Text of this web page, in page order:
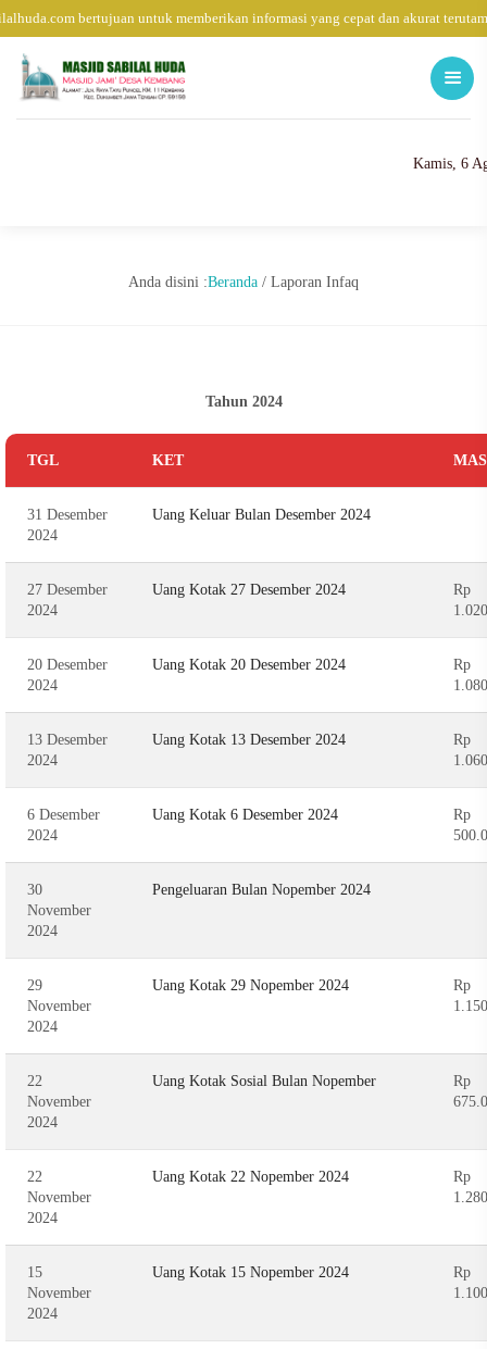
bertujuan untuk memberikan informasi yang cepat dan akurat terutama
Kamis, 6
Anda disini :Beranda / Laporan Infaq
Tahun 2024
TGL KET
31 Desember
2024
Uang Keluar Bulan Desember 2024
27 Desember
2024
Uang Kotak 27 Desember 2024
Rp
20 Desember
2024
Uang Kotak 20 Desember 2024
Rp
13 Desember
2024
Uang Kotak 13 Desember 2024
Rp
6 Desember
2024
Uang Kotak 6 Desember 2024
Rp
30
November
2024
Pengeluaran Bulan Nopember 2024
29
November
2024
Uang Kotak 29 Nopember 2024
Rp
22
November
2024
Uang Kotak Sosial Bulan Nopember
Rp
22
November
2024
Uang Kotak 22 Nopember 2024
Rp
15
November
2024
Uang Kotak 15 Nopember 2024
Rp